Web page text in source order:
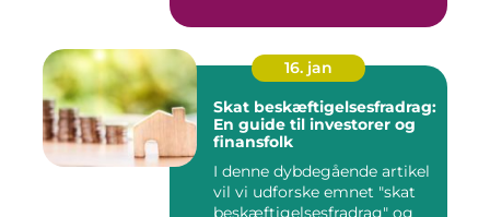
16. jan
Skat beskæftigelsesfradrag:
En guide til investorer og
finansfolk
I denne dybdegående artikel
vil vi udforske emnet "skat
beskæftigelsesfradrag" og